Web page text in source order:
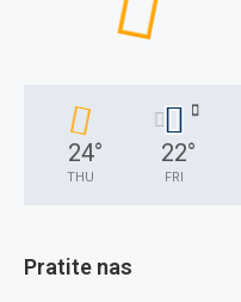
24°
THU
22°
FRI
Pratite nas